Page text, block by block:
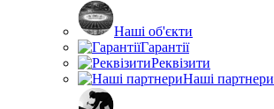
Наші об'єкти
Гарантії
Реквізити
Наші партнери